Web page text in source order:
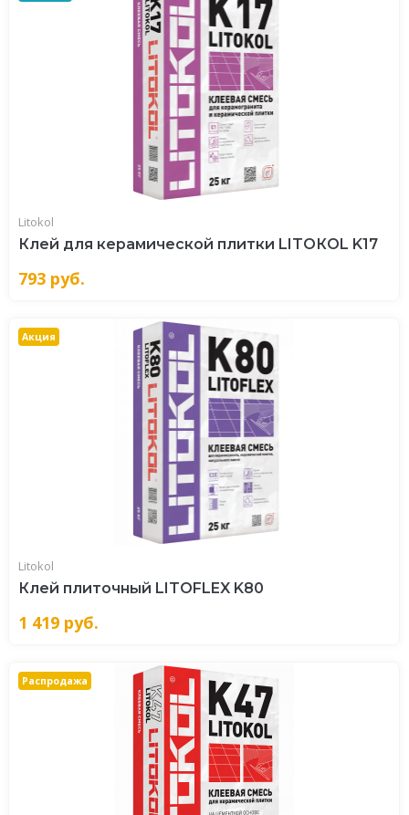
Litokol
Клей для керамической плитки LITOКOL K17
793 руб.
Акция
Litokol
Клей плиточный LITOFLEX K80
1 419 руб.
Распродажа